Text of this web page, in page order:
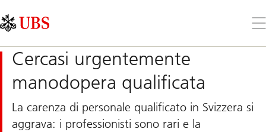
Links
Area
il
Cercasi urgentemente
manodopera qualificata
La carenza di personale qualificato in Svizzera si
aggrava: i professionisti sono rari e la